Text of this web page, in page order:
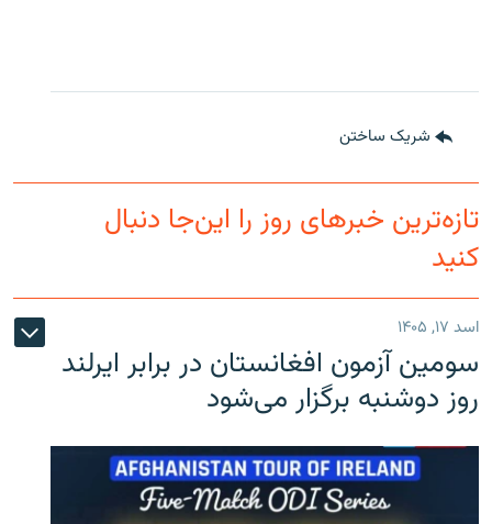
شریک ساختن
تازه‌ترین خبرهای روز را این‌جا دنبال
کنید
اسد ۱۷, ۱۴۰۵
سومین آزمون افغانستان در برابر ایرلند
روز دوشنبه برگزار می‌شود